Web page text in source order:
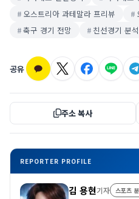
오스트리아 과테말라 프리뷰
축구 경기 전망
친선경기 분석
공유
주소 복사
REPORTER PROFILE
김 용현기자 스포츠